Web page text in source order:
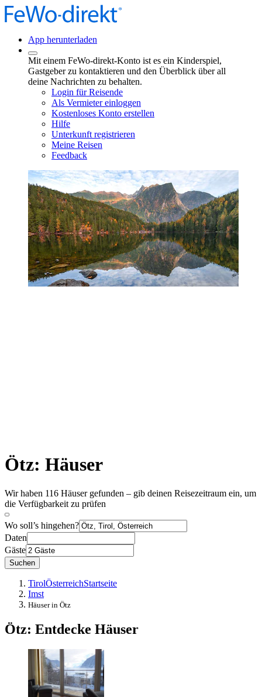
App herunterladen
Mit einem FeWo-direkt-Konto ist es ein Kinderspiel,
Gastgeber zu kontaktieren und den Überblick über all
deine Nachrichten zu behalten.
Login für Reisende
Als Vermieter einloggen
Kostenloses Konto erstellen
Hilfe
Unterkunft registrieren
Meine Reisen
Feedback
Ötz: Häuser
Wir haben 116 Häuser gefunden – gib deinen Reisezeitraum ein, um
die Verfügbarkeit zu prüfen
Wo soll’s hingehen?
Daten
Gäste
Suchen
TirolÖsterreichStartseite
Imst
Häuser in Ötz
Ötz: Entdecke Häuser